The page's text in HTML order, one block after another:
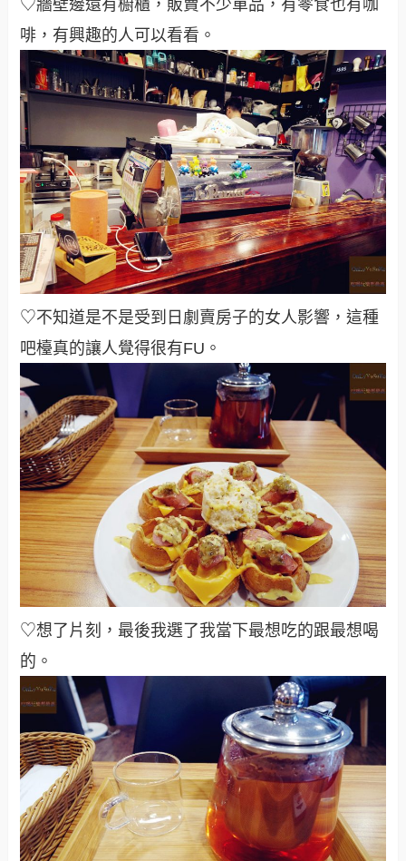
♡牆壁邊還有櫥櫃，販賣不少單品，有零食也有咖
啡，有興趣的人可以看看 。
♡不知道是不是受到日劇賣房子的女人影響，這種
吧檯真的讓人覺得很有FU 。
♡想了片刻，最後我選了我當下最想吃的跟最想喝
的 。